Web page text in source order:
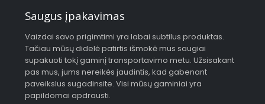
Saugus įpakavimas
Vaizdai savo prigimtimi yra labai subtilus produktas.
Tačiau mūsų didelė patirtis išmokė mus saugiai
supakuoti tokį gaminį transportavimo metu. Užsisakant
pas mus, jums nereikės jaudintis, kad gabenant
paveikslus sugadinsite. Visi mūsų gaminiai yra
papildomai apdrausti.